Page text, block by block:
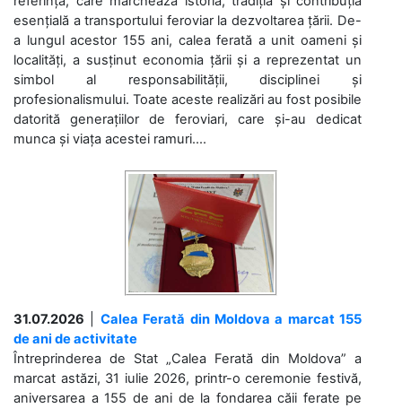
esențială a transportului feroviar la dezvoltarea țării. De-
a lungul acestor 155 ani, calea ferată a unit oameni și
localități, a susținut economia țării și a reprezentat un
simbol al responsabilității, disciplinei și
profesionalismului. Toate aceste realizări au fost posibile
datorită generațiilor de feroviari, care și-au dedicat
munca și viața acestei ramuri....
31.07.2026
Calea Ferată din Moldova a marcat 155
de ani de activitate
Întreprinderea de Stat „Calea Ferată din Moldova” a
marcat astăzi, 31 iulie 2026, printr-o ceremonie festivă,
aniversarea a 155 de ani de la fondarea căii ferate pe